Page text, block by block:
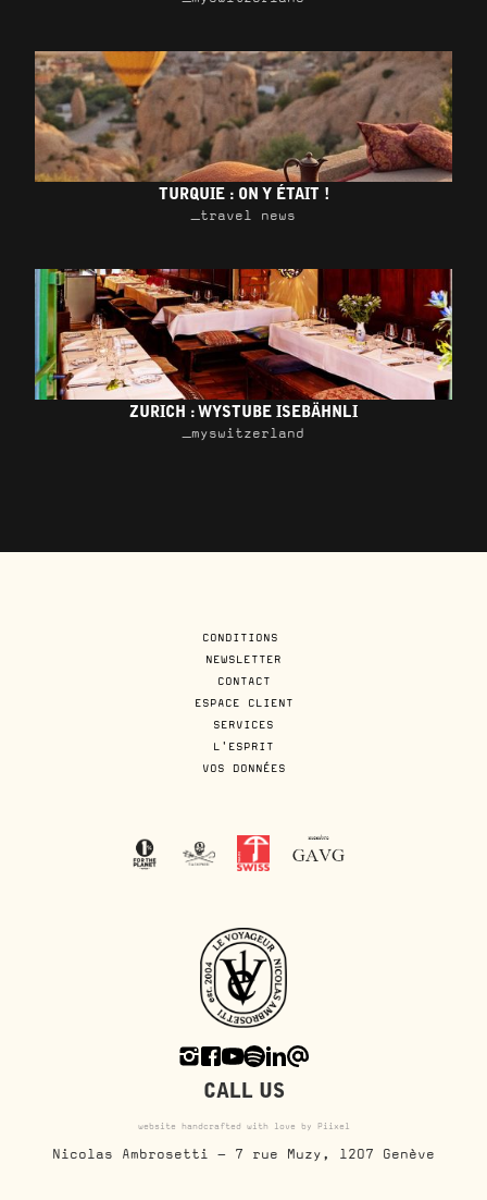
TURQUIE : ON Y ÉTAIT !
_travel news
ZURICH : WYSTUBE ISEBÄHNLI
_myswitzerland
CONDITIONS
NEWSLETTER
CONTACT
ESPACE CLIENT
SERVICES
L'ESPRIT
VOS DONNÉES
CALL US
website handcrafted with love by Piixel
Nicolas Ambrosetti - 7 rue Muzy, 1207 Genève